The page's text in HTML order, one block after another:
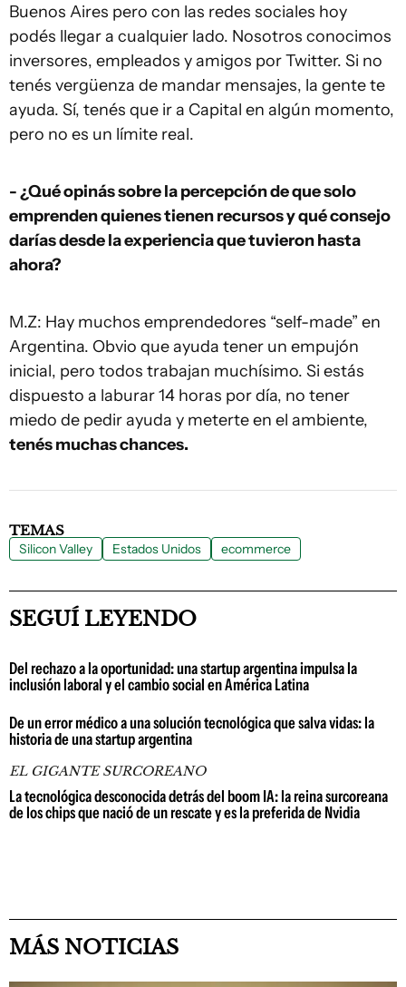
Buenos Aires pero con las redes sociales hoy
podés llegar a cualquier lado. Nosotros conocimos
inversores, empleados y amigos por Twitter. Si no
tenés vergüenza de mandar mensajes, la gente te
ayuda. Sí, tenés que ir a Capital en algún momento,
pero no es un límite real.
- ¿Qué opinás sobre la percepción de que solo
emprenden quienes tienen recursos y qué consejo
darías desde la experiencia que tuvieron hasta
ahora?
M.Z: Hay muchos emprendedores “self-made” en
Argentina. Obvio que ayuda tener un empujón
inicial, pero todos trabajan muchísimo. Si estás
dispuesto a laburar 14 horas por día, no tener
miedo de pedir ayuda y meterte en el ambiente,
tenés muchas chances.
TEMAS
Silicon Valley Estados Unidos ecommerce
SEGUÍ LEYENDO
Del rechazo a la oportunidad: una startup argentina impulsa la
inclusión laboral y el cambio social en América Latina
De un error médico a una solución tecnológica que salva vidas: la
historia de una startup argentina
EL GIGANTE SURCOREANO
La tecnológica desconocida detrás del boom IA: la reina surcoreana
de los chips que nació de un rescate y es la preferida de Nvidia
MÁS NOTICIAS